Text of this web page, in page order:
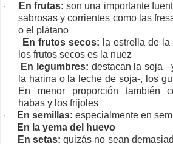
· En frutas: son una importante
sabrosas y corrientes como las
o el plátano
· En frutos secos: la estrella de
los frutos secos es la nuez
· En legumbres: destacan la soja
la harina o la leche de soja-, los
En menor proporción también
habas y los frijoles
· En semillas: especialmente en
· En la yema del huevo
· En setas: quizás no sean